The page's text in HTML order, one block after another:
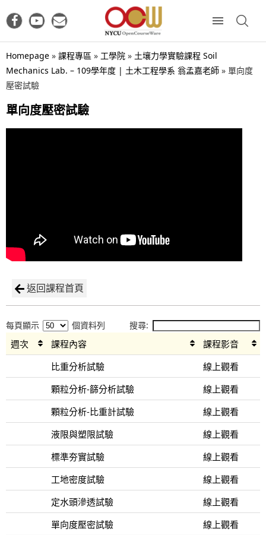
Homepage » 課程專區 » 工學院 » 土壤力學實驗課程 Soil
Mechanics Lab. – 109學年度 | 土木工程學系 翁孟嘉老師 » 單向度
壓密試驗
單向度壓密試驗
返回課程首頁
每頁顯示 個資料列 搜尋:
週次 課程內容
課程影音
比重分析試驗
線上觀看
顆粒分析-篩分析試驗
線上觀看
顆粒分析-比重計試驗
線上觀看
液限與塑限試驗
線上觀看
標準夯實試驗
線上觀看
工地密度試驗
線上觀看
定水頭滲透試驗
線上觀看
單向度壓密試驗
線上觀看